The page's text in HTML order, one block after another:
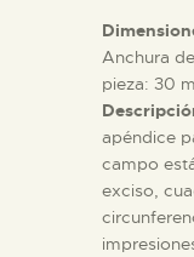
EL
Anchura
pieza: 30
apéndice
campo
exciso,